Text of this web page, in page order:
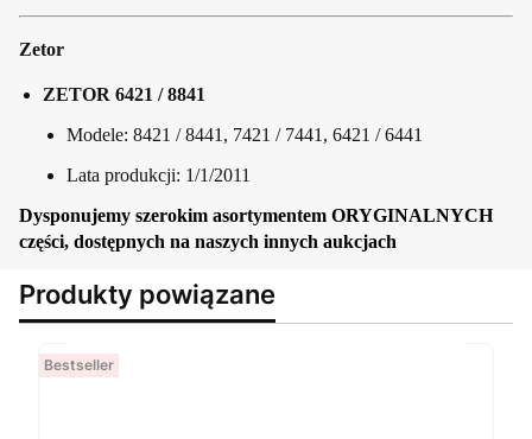
Zetor
ZETOR 6421 / 8841
Modele: 8421 / 8441, 7421 / 7441, 6421 / 6441
Lata produkcji: 1/1/2011
Dysponujemy szerokim asortymentem ORYGINALNYCH
części, dostępnych na naszych innych aukcjach
Produkty powiązane
Bestseller